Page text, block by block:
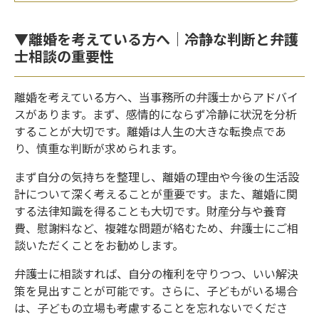
▼離婚を考えている方へ｜冷静な判断と弁護
士相談の重要性
離婚を考えている方へ、当事務所の弁護士からアドバイ
スがあります。まず、感情的にならず冷静に状況を分析
することが大切です。離婚は人生の大きな転換点であ
り、慎重な判断が求められます。
まず自分の気持ちを整理し、離婚の理由や今後の生活設
計について深く考えることが重要です。また、離婚に関
する法律知識を得ることも大切です。財産分与や養育
費、慰謝料など、複雑な問題が絡むため、弁護士にご相
談いただくことをお勧めします。
弁護士に相談すれば、自分の権利を守りつつ、いい解決
策を見出すことが可能です。さらに、子どもがいる場合
は、子どもの立場も考慮することを忘れないでくださ